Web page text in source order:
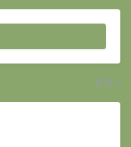
較舊